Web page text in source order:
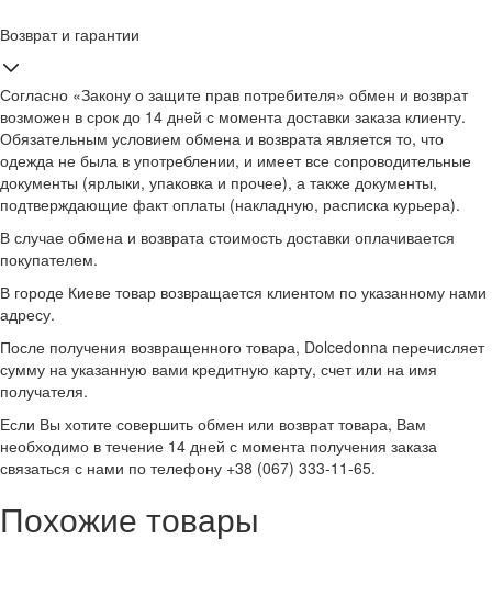
Возврат и гарантии
Согласно «Закону о защите прав потребителя» обмен и возврат
возможен в срок до 14 дней с момента доставки заказа клиенту.
Обязательным условием обмена и возврата является то, что
одежда не была в употреблении, и имеет все сопроводительные
документы (ярлыки, упаковка и прочее), а также документы,
подтверждающие факт оплаты (накладную, расписка курьера).
В случае обмена и возврата стоимость доставки оплачивается
покупателем.
В городе Киеве товар возвращается клиентом по указанному нами
адресу.
После получения возвращенного товара, Dolcedonna перечисляет
сумму на указанную вами кредитную карту, счет или на имя
получателя.
Если Вы хотите совершить обмен или возврат товара, Вам
необходимо в течение 14 дней с момента получения заказа
связаться с нами по телефону +38 (067) 333-11-65.
Похожие товары